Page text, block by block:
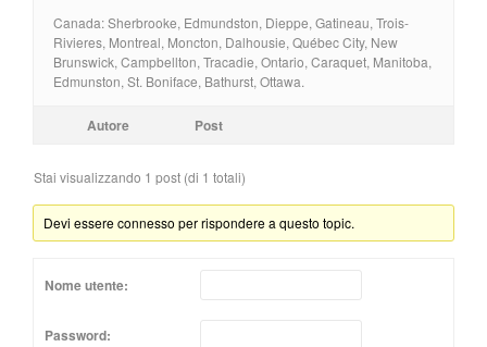
Canada: Sherbrooke, Edmundston, Dieppe, Gatineau, Trois-
Rivieres, Montreal, Moncton, Dalhousie, Québec City, New
Brunswick, Campbellton, Tracadie, Ontario, Caraquet, Manitoba,
Edmunston, St. Boniface, Bathurst, Ottawa.
Autore Post
Stai visualizzando 1 post (di 1 totali)
Devi essere connesso per rispondere a questo topic.
Nome utente:
Password: